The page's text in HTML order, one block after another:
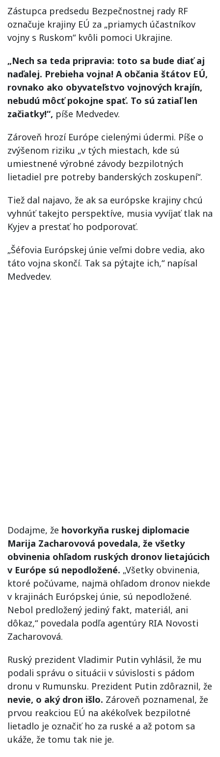
Zástupca predsedu Bezpečnostnej rady RF
označuje krajiny EÚ za „priamych účastníkov
vojny s Ruskom“ kvôli pomoci Ukrajine.
„Nech sa teda pripravia: toto sa bude diať aj
naďalej. Prebieha vojna! A občania štátov EÚ,
rovnako ako obyvateľstvo vojnových krajín,
nebudú môcť pokojne spať. To sú zatiaľ len
začiatky!“, píše Medvedev.
Zároveň hrozí Európe cielenými údermi. Píše o
zvýšenom riziku „v tých miestach, kde sú
umiestnené výrobné závody bezpilotných
lietadiel pre potreby banderských zoskupení“.
Tiež dal najavo, že ak sa európske krajiny chcú
vyhnúť takejto perspektíve, musia vyvíjať tlak na
Kyjev a prestať ho podporovať.
„Šéfovia Európskej únie veľmi dobre vedia, ako
táto vojna skončí. Tak sa pýtajte ich,“ napísal
Medvedev.
Dodajme, že hovorkyňa ruskej diplomacie
Marija Zacharovová povedala, že všetky
obvinenia ohľadom ruských dronov lietajúcich
v Európe sú nepodložené. „Všetky obvinenia,
ktoré počúvame, najmä ohľadom dronov niekde
v krajinách Európskej únie, sú nepodložené.
Nebol predložený jediný fakt, materiál, ani
dôkaz,“ povedala podľa agentúry RIA Novosti
Zacharovová.
Ruský prezident Vladimir Putin vyhlásil, že mu
podali správu o situácii v súvislosti s pádom
dronu v Rumunsku. Prezident Putin zdôraznil, že
nevie, o aký dron išlo. Zároveň poznamenal, že
prvou reakciou EÚ na akékoľvek bezpilotné
lietadlo je označiť ho za ruské a až potom sa
ukáže, že tomu tak nie je.